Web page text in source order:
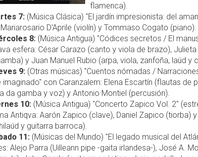
flamenca).
7: (Música Clásica) "El jardín impresionista: del
D'Aprile (violín) y Tommaso Cogato (piano).
8: (Música Antigua) "Códices secretos / El
esfera: César Carazo (canto y viola de brazo),
y Juan Manuel Rubio (arpa, viola, zanfoña, laúd y
9: (Otras músicas) "Cuentos nómadas /
imaginado" con Caranzalem: Elena Escartín (flautas de
da gamba y voz) y Antonio Montiel (percusión).
10: (Música Antigua) "Concerto Zapico Vol. 2"
Antiqva: Aarón Zapico (clave), Daniel Zapico (tiorba)
y guitarra barroca).
11: (Músicas del Mundo) "El legado musical del
Alejo Parra (Uilleann pipe -gaita irlandesa-), José A.